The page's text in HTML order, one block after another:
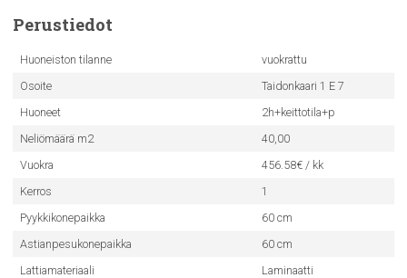
Perustiedot
Huoneiston tilanne
vuokrattu
Osoite
Taidonkaari 1 E 7
Huoneet
2h+keittotila+p
Neliömäärä m2
40,00
Vuokra
456.58€ / kk
Kerros
1
Pyykkikonepaikka
60 cm
Astianpesukonepaikka
60 cm
Lattiamateriaali
Laminaatti